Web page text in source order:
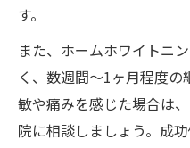
す。
また、ホームホワイトニ
く、数週間〜1ヶ月程度
敏や痛みを感じた場合は
院に相談しましょう。成